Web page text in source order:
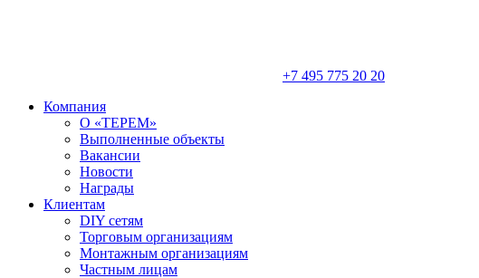
+7 495 775 20 20
Компания
О «ТЕРЕМ»
Выполненные объекты
Вакансии
Новости
Награды
Клиентам
DIY сетям
Торговым организациям
Монтажным организациям
Частным лицам